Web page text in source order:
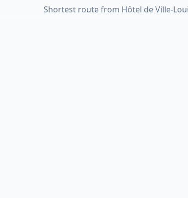
Shortest route from Hôtel de Ville-